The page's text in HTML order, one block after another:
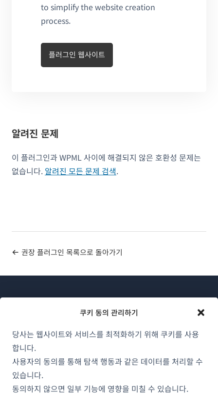
쿠키 동의 관리하기
당사는 웹사이트와 서비스를 최적화하기 위해 쿠키를 사용
합니다.
사용자의 동의를 통해 탐색 행동과 같은 데이터를 처리할 수
있습니다.
동의하지 않으면 일부 기능에 영향을 미칠 수 있습니다.
to simplify the website creation
process.
플러그인 웹사이트
알려진 문제
이 플러그인과 WPML 사이에 해결되지 않은 호환성 문제는
없습니다. 알려진 모든 문제 검색.
권장 플러그인 목록으로 돌아가기
WPML 소개
GDPR 및 개인정보 처리방침
창
(새
(새
(새